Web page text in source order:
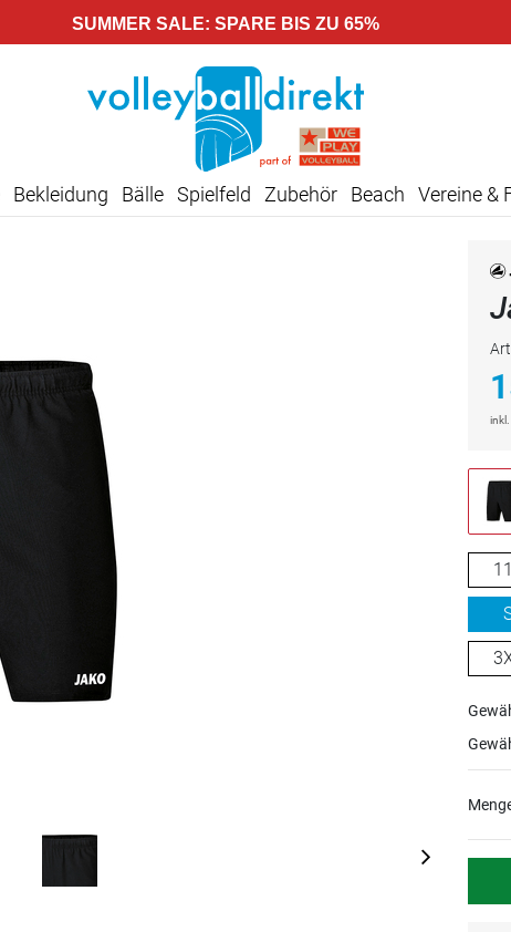
SUMMER SALE: SPARE BIS ZU 65%
Bekleidung Bälle Spielfeld Zubehör Beach Vereine &
inkl.